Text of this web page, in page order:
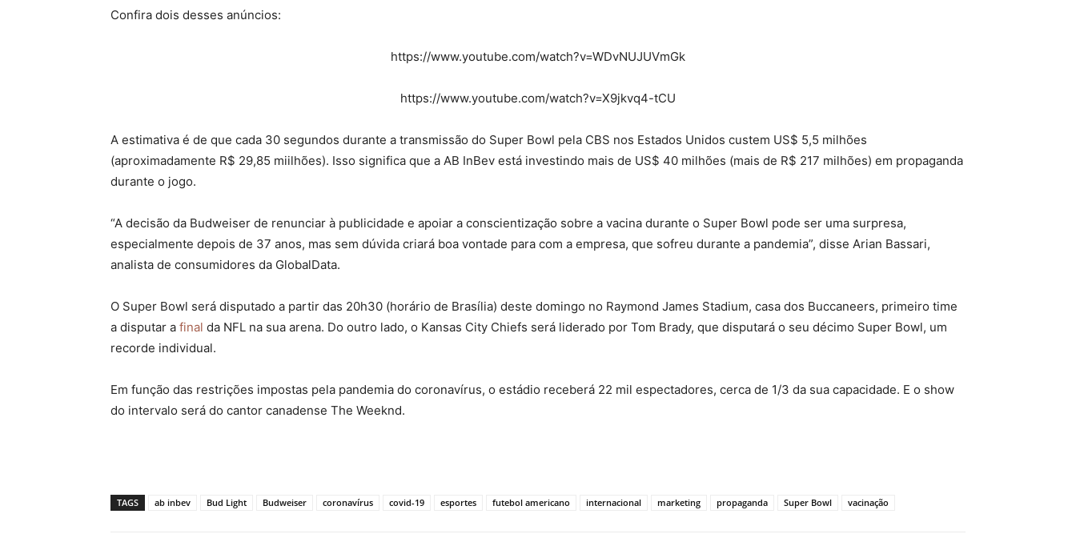
Confira dois desses anúncios:
https://www.youtube.com/watch?v=WDvNUJUVmGk
https://www.youtube.com/watch?v=X9jkvq4-tCU
A estimativa é de que cada 30 segundos durante a transmissão do Super Bowl pela CBS nos Estados Unidos custem US$ 5,5 milhões
(aproximadamente R$ 29,85 miilhões). Isso significa que a AB InBev está investindo mais de US$ 40 milhões (mais de R$ 217 milhões) em propaganda
durante o jogo.
“A decisão da Budweiser de renunciar à publicidade e apoiar a conscientização sobre a vacina durante o Super Bowl pode ser uma surpresa,
especialmente depois de 37 anos, mas sem dúvida criará boa vontade para com a empresa, que sofreu durante a pandemia”, disse Arian Bassari,
analista de consumidores da GlobalData.
O Super Bowl será disputado a partir das 20h30 (horário de Brasília) deste domingo no Raymond James Stadium, casa dos Buccaneers, primeiro time
a disputar a final da NFL na sua arena. Do outro lado, o Kansas City Chiefs será liderado por Tom Brady, que disputará o seu décimo Super Bowl, um
recorde individual.
Em função das restrições impostas pela pandemia do coronavírus, o estádio receberá 22 mil espectadores, cerca de 1/3 da sua capacidade. E o show
do intervalo será do cantor canadense The Weeknd.
TAGS ab inbev Bud Light Budweiser coronavírus covid-19 esportes futebol americano internacional marketing propaganda Super Bowl vacinação